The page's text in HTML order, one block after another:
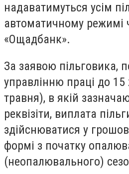
надаватимуться усім
автоматичному режимі
«Ощадбанк».
За заявою пільговика,
управлінню праці до
травня), в якій
реквізіти, виплата
здійснюватися у
формі з початку
(неопалювального)